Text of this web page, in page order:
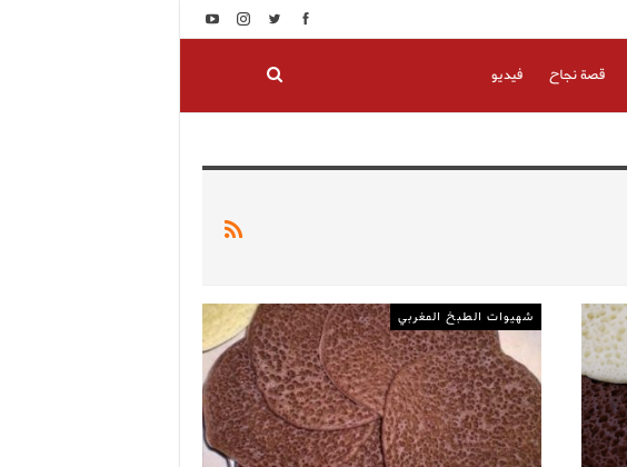
قصة نجاح فيديو
شهيوات الطبخ المغربي